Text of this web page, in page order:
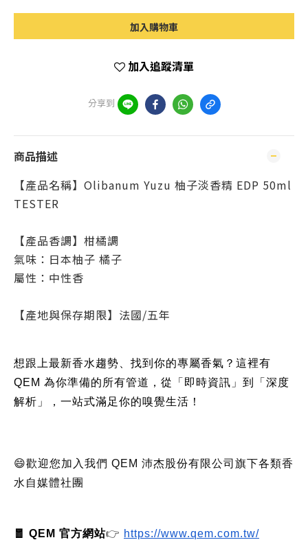
加入購物車
加入追蹤清單
分享到
商品描述
【產品名稱】Olibanum Yuzu 柚子淡香精 EDP 50ml
TESTER
【產品香調】柑橘調
氣味：日本柚子 橘子
屬性：中性香
【產地與保存期限】法國/五年
想跟上最新香水趨勢、找到你的專屬香氣？這裡有
QEM 為你準備的所有管道，從「即時資訊」到「深度
解析」，一站式滿足你的嗅覺生活！
😄歡迎您加入我們 QEM 沛杰股份有限公司旗下各類香
水自媒體社團
🧧 QEM 官方網站👉 https://www.qem.com.tw/